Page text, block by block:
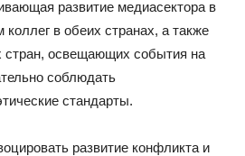
развитие медиасектора в
в обеих странах, а также
стран, освещающих события на
соблюдать
стандарты.
развитие конфликта и